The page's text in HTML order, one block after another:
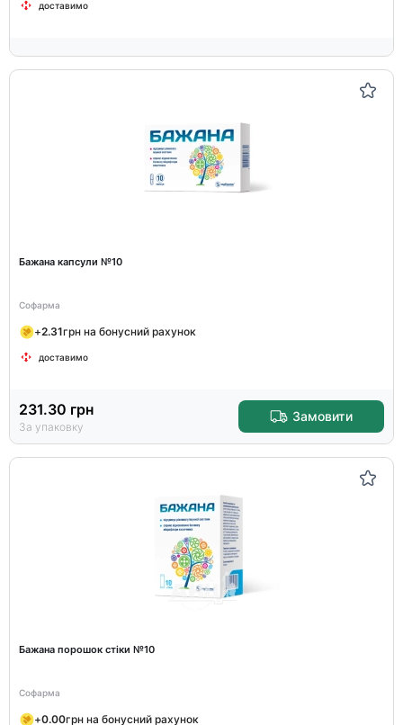
доставимо
Бажана капсули №10
Софарма
+2.31грн на бонусний рахунок
доставимо
231.30 грн
За упаковку
Замовити
Бажана порошок стіки №10
Софарма
+0.00грн на бонусний рахунок